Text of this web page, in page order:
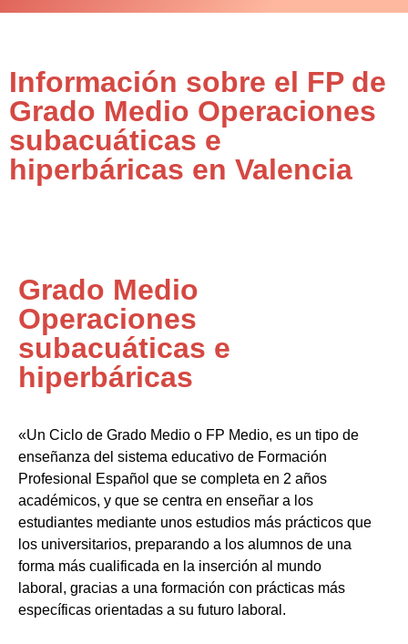
Información sobre el FP de
Grado Medio Operaciones
subacuáticas e
hiperbáricas en Valencia
Grado Medio
Operaciones
subacuáticas e
hiperbáricas
«Un Ciclo de Grado Medio o FP Medio, es un tipo de
enseñanza del sistema educativo de Formación
Profesional Español que se completa en 2 años
académicos, y que se centra en enseñar a los
estudiantes mediante unos estudios más prácticos que
los universitarios, preparando a los alumnos de una
forma más cualificada en la inserción al mundo
laboral, gracias a una formación con prácticas más
específicas orientadas a su futuro laboral.